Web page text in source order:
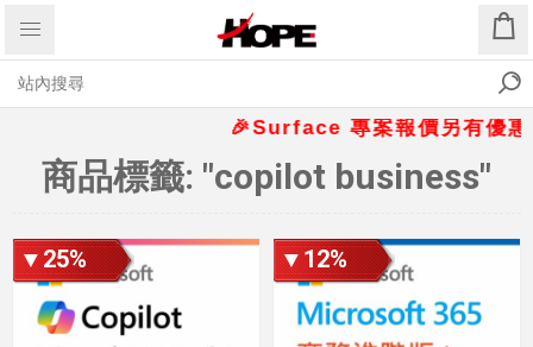
🎉Surface 專案報價另有優
商品標籤: "copilot business"
▼25% ▼12%